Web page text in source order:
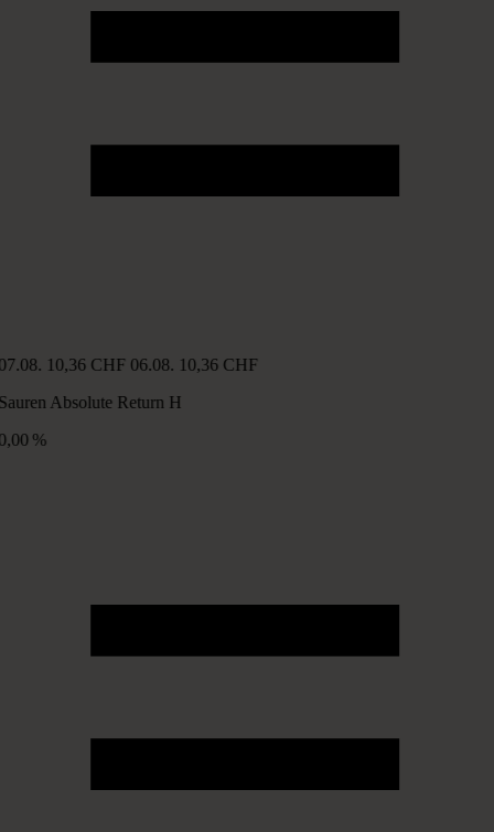
10,36 CHF 06.08. 10,36 CHF
Absolute Return H
%